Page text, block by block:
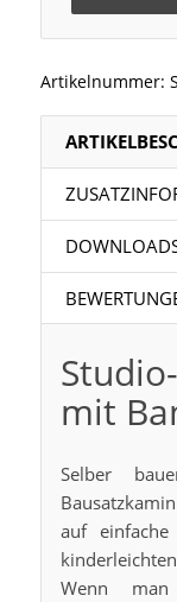
Artikelnummer:
mit
Selber
auf
Wenn